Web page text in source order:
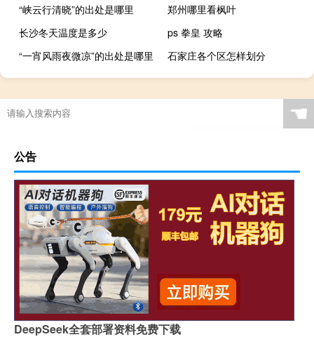
“峡云行清晓”的出处是哪里
郑州哪里看枫叶
长沙冬天温度是多少
ps 拳皇 攻略
“一宵风雨夜微凉”的出处是哪里
石家庄各个区怎样划分
过年回江西怎么保养车子
☚
公告
DeepSeek全套部署资料免费下载